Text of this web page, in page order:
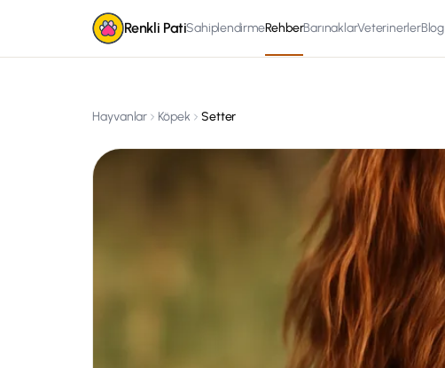
Renkli PatiSahiplendirmeRehberBarınaklarVeterinerlerBlog
Hayvanlar Köpek Setter